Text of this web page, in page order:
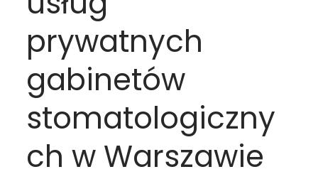
prywatnych
gabinetów
stomatologiczny
ch w Warszawie